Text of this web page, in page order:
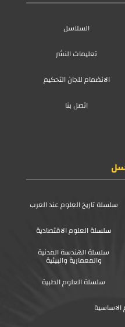
السلاسل
تعليمات النشر
الانضمام للجان التحكيم
اتصل بنا
سلسلة تاريخ العلوم عند العرب
سلسلة العلوم الاقتصادية
سلسلة الهندسة المدنية
والمعمارية والبيئية
سلسلة العلوم الطبية